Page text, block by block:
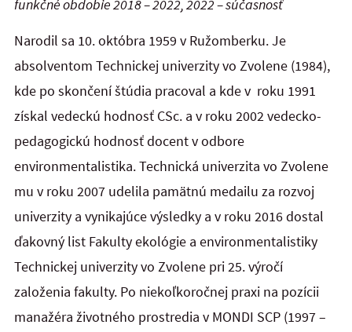
funkčné obdobie 2018 – 2022, 2022 – súčasnosť
Narodil sa 10. októbra 1959 v Ružomberku. Je
absolventom Technickej univerzity vo Zvolene (1984),
kde po skončení štúdia pracoval a kde v roku 1991
získal vedeckú hodnosť CSc. a v roku 2002 vedecko-
pedagogickú hodnosť docent v odbore
environmentalistika. Technická univerzita vo Zvolene
mu v roku 2007 udelila pamätnú medailu za rozvoj
univerzity a vynikajúce výsledky a v roku 2016 dostal
ďakovný list Fakulty ekológie a environmentalistiky
Technickej univerzity vo Zvolene pri 25. výročí
založenia fakulty. Po niekoľkoročnej praxi na pozícii
manažéra životného prostredia v MONDI SCP (1997 –